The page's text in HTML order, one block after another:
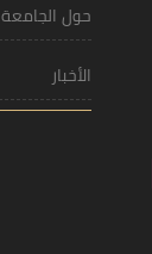
حول الجامعة
الأخبار